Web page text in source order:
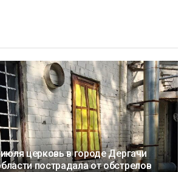
церковь в городе Дергачи
пострадала от обстрелов